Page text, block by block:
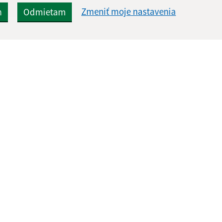
Odmietam Zmeniť moje nastavenia